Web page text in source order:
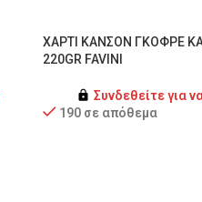
ΧΑΡΤΙ ΚΑΝΣΟΝ ΓΚΟΦΡΕ
220GR FAVINI
Συνδεθείτε για
190 σε απόθεμα